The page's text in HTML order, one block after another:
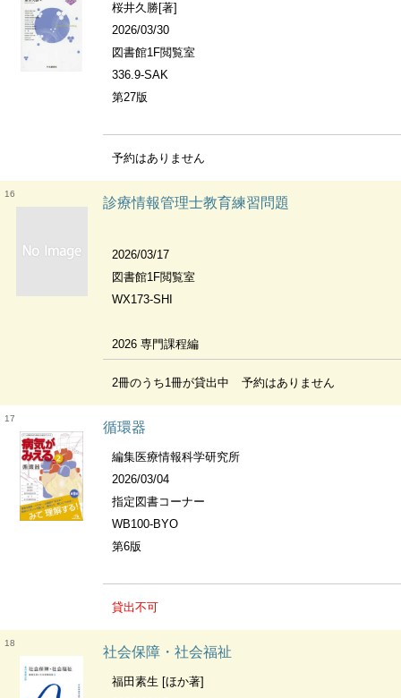
桜井久勝[著]
2026/03/30
図書館1F閲覧室
336.9-SAK
第27版
予約はありません
16
診療情報管理士教育練習問題
2026/03/17
図書館1F閲覧室
WX173-SHI
2026 専門課程編
2冊のうち1冊が貸出中 予約はありません
17
循環器
編集医療情報科学研究所
2026/03/04
指定図書コーナー
WB100-BYO
第6版
貸出不可
18
社会保障・社会福祉
福田素生 [ほか著]